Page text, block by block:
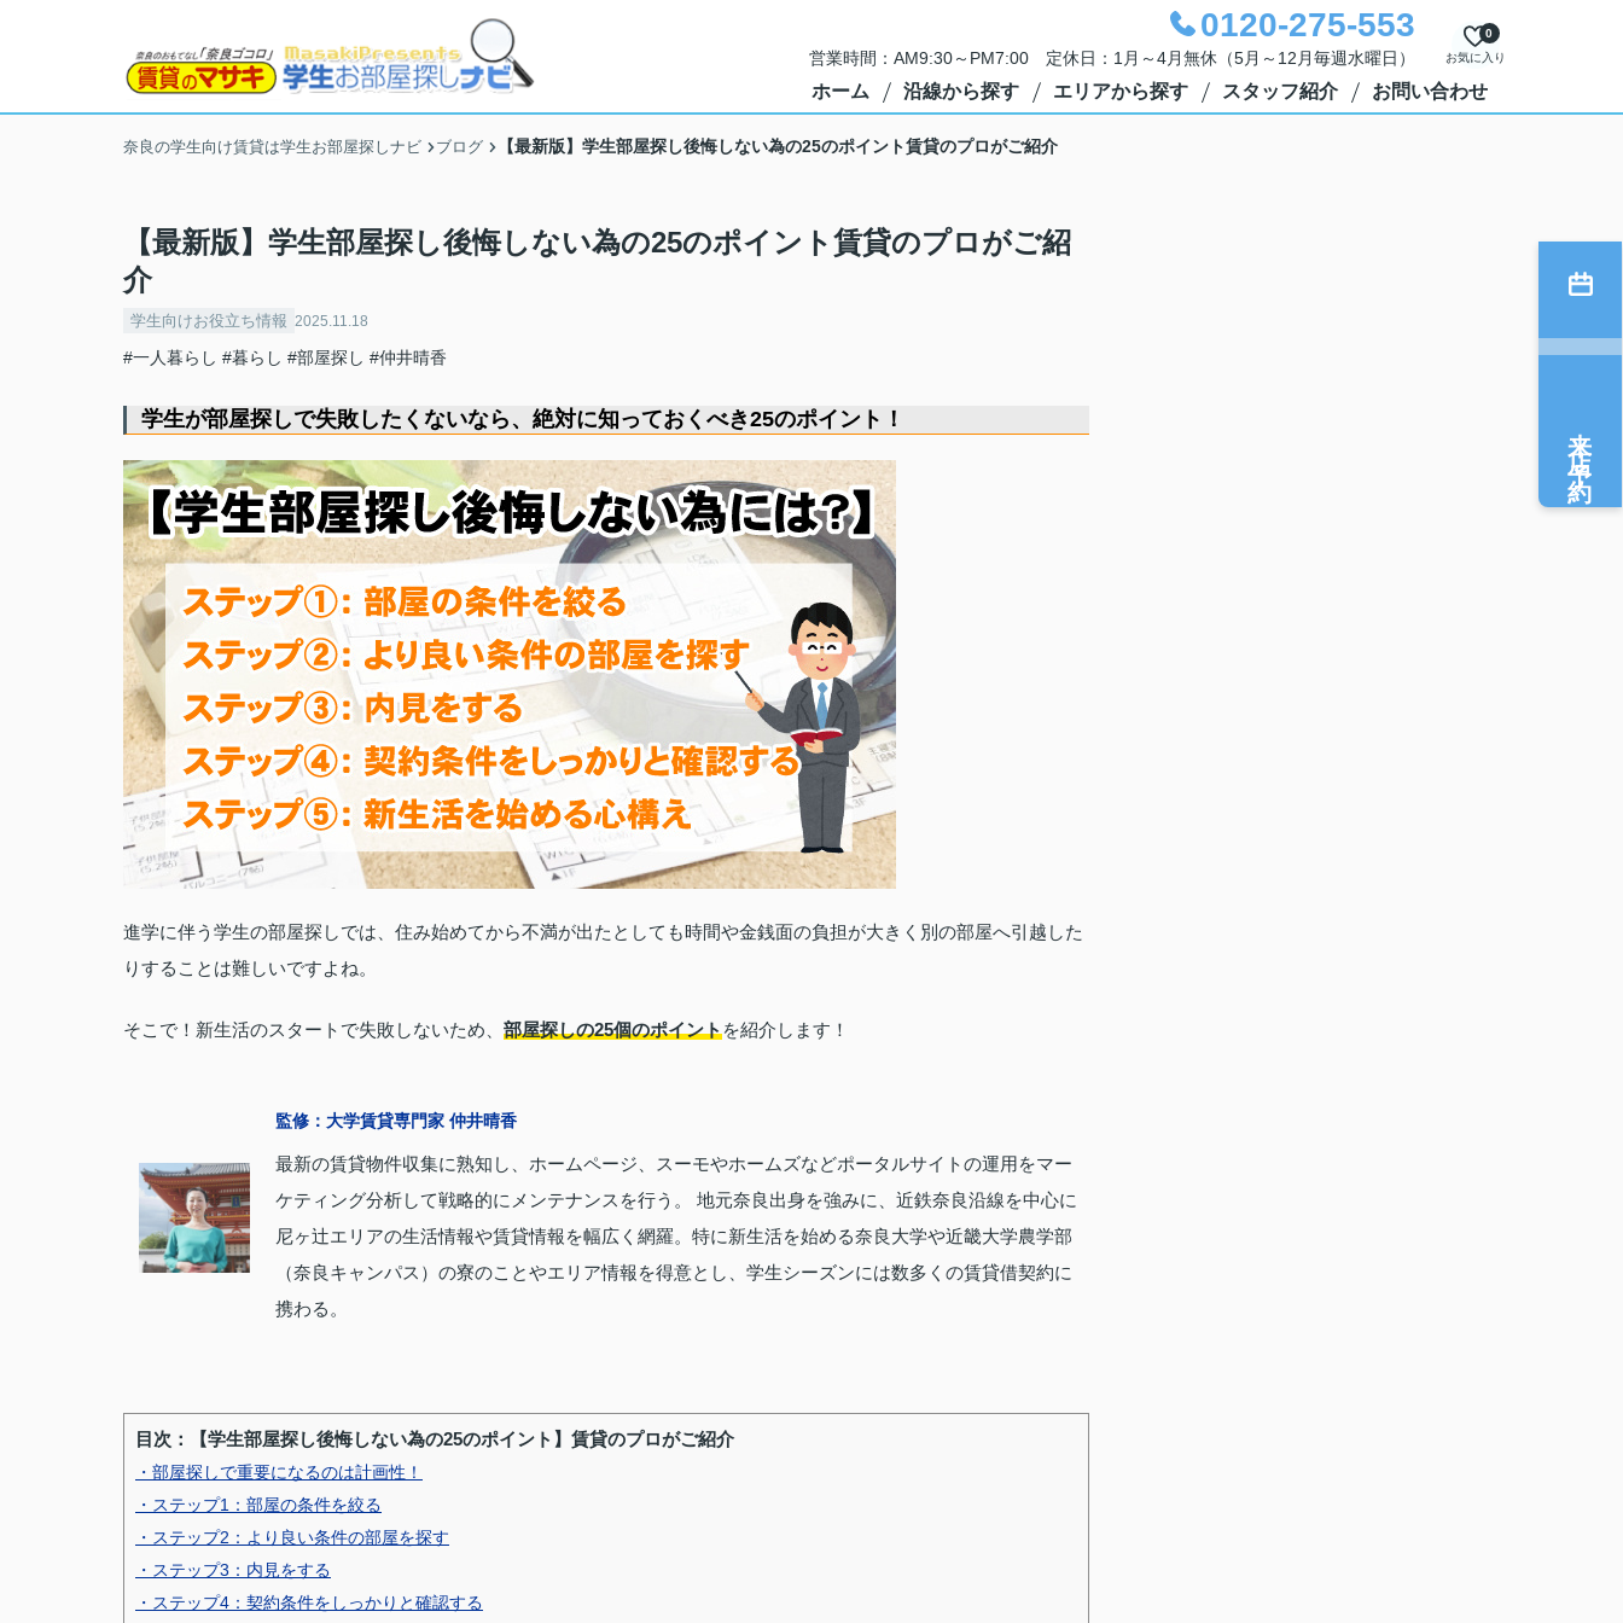
0120-275-553
営業時間：AM9:30～PM7:00 定休日：1月～4月無休（5月～12月毎週水曜日） お気に入り
0
ホーム 沿線から探す エリアから探す スタッフ紹介 お問い合わせ
奈良の学生向け賃貸は学生お部屋探しナビ ブログ 【最新版】学生部屋探し後悔しない為の25のポイント賃貸のプロがご紹介
【最新版】学生部屋探し後悔しない為の25のポイント賃貸のプロがご紹
介
学生向けお役立ち情報 2025.11.18
#一人暮らし #暮らし #部屋探し #仲井晴香
学生が部屋探しで失敗したくないなら、絶対に知っておくべき25のポイント！
進学に伴う学生の部屋探しでは、住み始めてから不満が出たとしても時間や金銭面の負担が大きく別の部屋へ引越した
りすることは難しいですよね。
そこで！新生活のスタートで失敗しないため、 部屋探しの25個のポイントを紹介します！
監修：大学賃貸専門家 仲井晴香
最新の賃貸物件収集に熟知し、ホームページ、スーモやホームズなどポータルサイトの運用をマー
ケティング分析して戦略的にメンテナンスを行う。 地元奈良出身を強みに、近鉄奈良沿線を中心に
尼ヶ辻エリアの生活情報や賃貸情報を幅広く網羅。特に新生活を始める奈良大学や近畿大学農学部
（奈良キャンパス）の寮のことやエリア情報を得意とし、学生シーズンには数多くの賃貸借契約に
携わる。
目次：【学生部屋探し後悔しない為の25のポイント】賃貸のプロがご紹介
・部屋探しで重要になるのは計画性！
・ステップ1：部屋の条件を絞る
・ステップ2：より良い条件の部屋を探す
・ステップ3：内見をする
・ステップ4：契約条件をしっかりと確認する
来店予約